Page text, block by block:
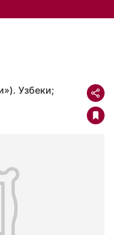
Узбеки;